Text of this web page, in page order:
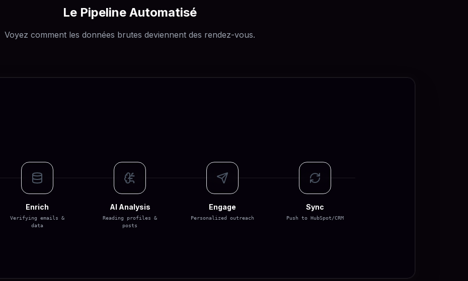
Le Pipeline Automatisé
Voyez comment les données brutes deviennent des rendez-vous.
Enrich
Verifying emails &
data
AI Analysis
Reading profiles &
posts
Engage
Personalized outreach
Sync
Push to HubSpot/CRM